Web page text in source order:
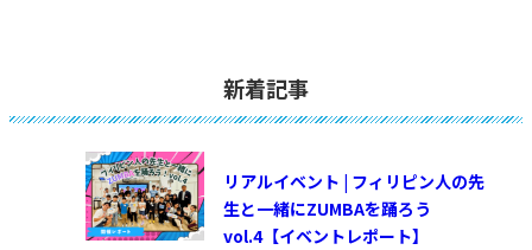
新着記事
リアルイベント | フィリピン人の先
生と一緒にZUMBAを踊ろう
vol.4【イベントレポート】